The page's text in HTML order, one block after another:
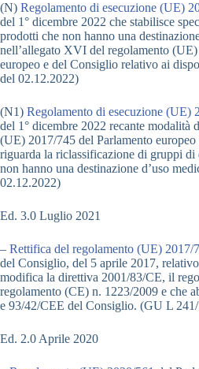
(N) Regolamento di esecuzione (UE)
del 1° dicembre 2022 che stabilisce
prodotti che non hanno una
nell’allegato XVI del regolamento
europeo e del Consiglio relativo ai
del 02.12.2022)
(N1) Regolamento di esecuzione (UE)
del 1° dicembre 2022 recante modalità
(UE) 2017/745 del Parlamento
riguarda la riclassificazione di gruppi
non hanno una destinazione d’uso
02.12.2022)
Ed. 3.0 Luglio 2021
– Rettifica del regolamento (UE) 2017/
del Consiglio, del 5 aprile 2017,
modifica la direttiva 2001/83/CE, il
regolamento (CE) n. 1223/2009 e che
e 93/42/CEE del Consiglio. (GU L
Ed. 2.0 Aprile 2020